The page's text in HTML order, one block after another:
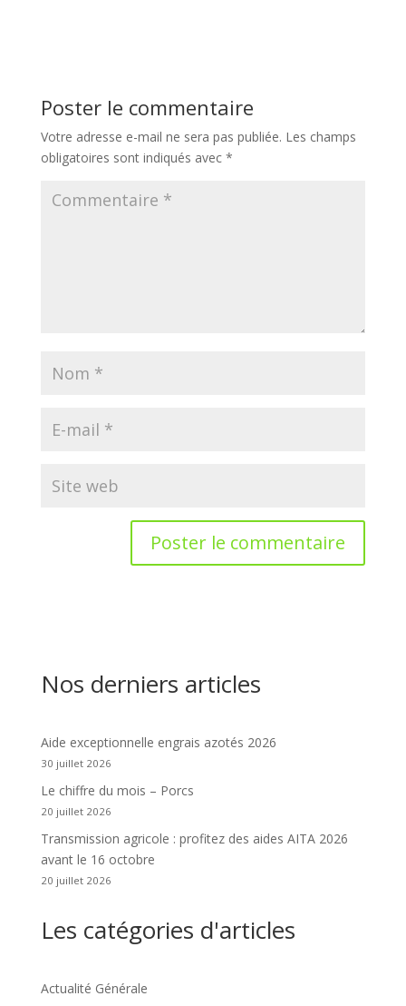
Poster le commentaire
Votre adresse e-mail ne sera pas publiée. Les champs
obligatoires sont indiqués avec *
Nos derniers articles
Aide exceptionnelle engrais azotés 2026
30 juillet 2026
Le chiffre du mois – Porcs
20 juillet 2026
Transmission agricole : profitez des aides AITA 2026
avant le 16 octobre
20 juillet 2026
Les catégories d'articles
Actualité Générale